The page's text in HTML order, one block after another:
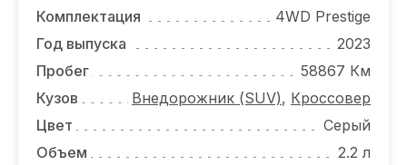
Комплектация
4WD Prestige
Год выпуска
2023
Пробег
58867 Км
Кузов
Внедорожник (SUV), Кроссовер
Цвет
Серый
Объем
2.2 л